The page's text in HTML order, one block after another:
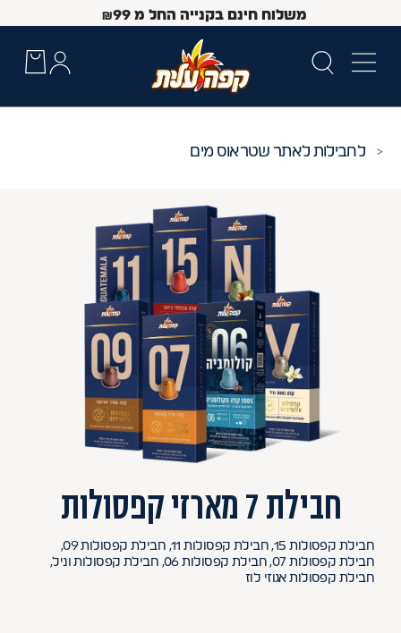
משלוח חינם בקנייה החל מ ₪99
Up and Down arrow keys to navigate search results.
חבילות לאתר שטראוס מים
חבילת 7 מארזי קפסולות
חבילת קפסולות 15, חבילת קפסולות 11, חבילת קפסולות 09,
חבילת קפסולות 07, חבילת קפסולות 06, חבילת קפסולות וניל,
חבילת קפסולות אגוזי לוז